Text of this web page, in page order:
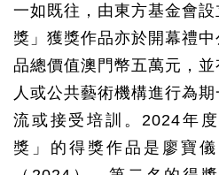
一如既往，由東方基金會
獎」獲獎作品亦於開幕禮
品總價值澳門幣五萬元，
人或公共藝術機構進行為
流或接受培訓。2024年
獎」的得獎作品是廖寶